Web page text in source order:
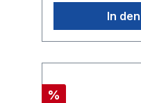
In
%